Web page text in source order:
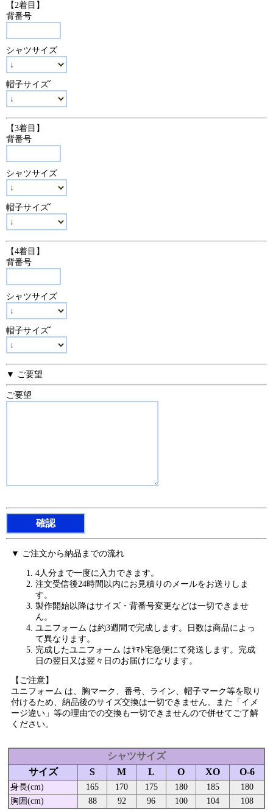
【2着目】
背番号
シャツサイズ
帽子サイズﾞ
【3着目】
背番号
シャツサイズ
帽子サイズﾞ
【4着目】
背番号
シャツサイズ
帽子サイズﾞ
▼ ご要望
ご要望
▼ ご注文から納品までの流れ
4人分まで一度に入力できます。
注文受信後24時間以内にお見積りのメールをお送りしま
す。
製作開始以降はサイズ・背番号変更などは一切できませ
ん。
ユニフォーム は約3週間で完成します。日数は商品によっ
て異なります。
完成したユニフォーム はﾔﾏﾄ宅急便にて発送します。完成
日の翌日又は翌々日のお届けになります。
【ご注意】
ユニフォーム は、胸マーク、番号、ライン、帽子マーク等を取り
付けるため、納品後のサイズ交換は一切できません。また「イメ
ージ違い」等の理由での交換も一切できませんので併せてご了解
ください。
シャツサイズ
サイズ
S M L O XO O-6
身長(cm) 165 170 175 180 185
180
胸囲(cm)
88 92 96 100 104 108